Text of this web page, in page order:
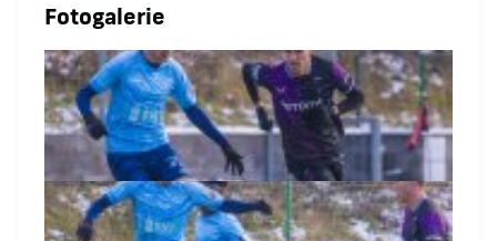
Fotogalerie